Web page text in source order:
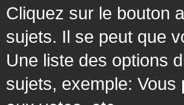
Cliquez sur le bouton
sujets. Il se peut que
Une liste des options
sujets, exemple: Vous